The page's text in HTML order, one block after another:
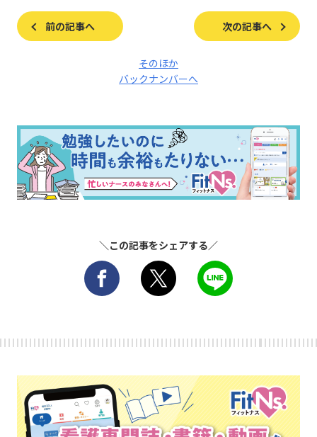
前の記事へ 次の記事へ
そのほか
バックナンバーへ
＼この記事をシェアする／